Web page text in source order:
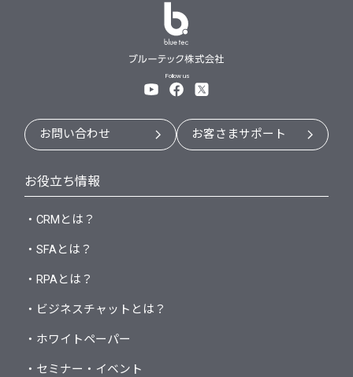
Follow us
お問い合わせ お客さまサポート
お役立ち情報
・CRMとは？
・SFAとは？
・RPAとは？
・ビジネスチャットとは？
・ホワイトペーパー
・セミナー・イベント